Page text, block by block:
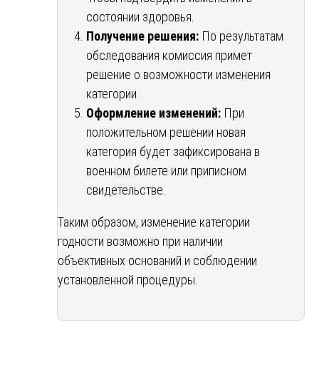
состоянии здоровья.
Получение решения: По результатам
обследования комиссия примет
решение о возможности изменения
категории.
Оформление изменений: При
положительном решении новая
категория будет зафиксирована в
военном билете или приписном
свидетельстве.
Таким образом, изменение категории
годности возможно при наличии
объективных оснований и соблюдении
установленной процедуры.